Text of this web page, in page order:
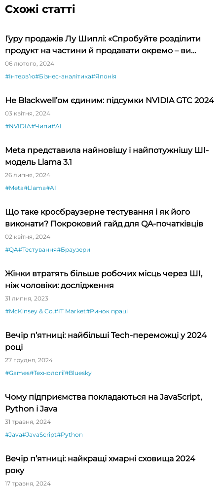
Схожі статті
Гуру продажів Лу Шиплі: «Спробуйте розділити
продукт на частини й продавати окремо – ви
будете вражені»
06 лютого, 2024
#Інтервʼю#Бізнес-аналітика#Японія
Не Blackwell’ом єдиним: підсумки NVIDIA GTC 2024
03 квітня, 2024
#NVIDIA#Чипи#AI
Meta представила найновішу і найпотужнішу ШІ-
модель Llama 3.1
26 липня, 2024
#Meta#Llama#AI
Що таке кросбраузерне тестування і як його
виконати? Покроковий гайд для QA-початківців
02 квітня, 2024
#QA#Тестування#Браузери
Жінки втратять більше робочих місць через ШІ,
ніж чоловіки: дослідження
31 липня, 2023
#McKinsey & Co.#IT Market#Ринок праці
Вечір п’ятниці: найбільші Tech-переможці у 2024
році
27 грудня, 2024
#Games#Технології#Bluesky
Чому підприємства покладаються на JavaScript,
Python і Java
31 травня, 2024
#Java#JavaScript#Python
Вечір п’ятниці: найкращі хмарні сховища 2024
року
17 травня, 2024